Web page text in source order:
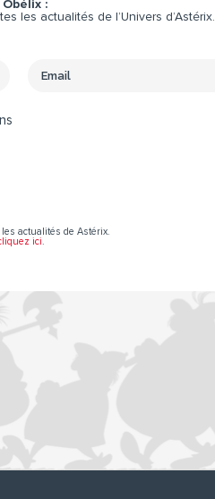
:
les actualités de l’Univers d’Astérix.
actualités de Astérix.
ici